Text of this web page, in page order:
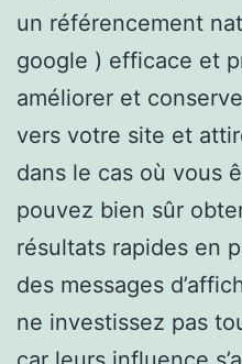
un référencement
google ) efficace et
améliorer et
vers votre site et
dans le cas où vous
pouvez bien sûr
résultats rapides en
des messages
ne investissez pas